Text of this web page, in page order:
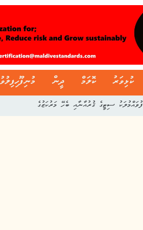
ކުޅިވަރު ކޮލަމް ދީން
ފުވައްމުލަކު ސިޓީގެ ޤުރުއާނާއި ބެހޭ މަރުކަޒުގެ